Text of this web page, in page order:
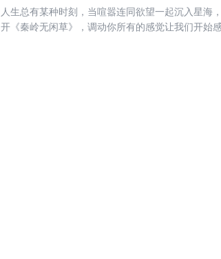
人生总有某种时刻，当喧嚣连同欲望一起沉入星海
开《秦岭无闲草》，调动你所有的感觉让我们开始